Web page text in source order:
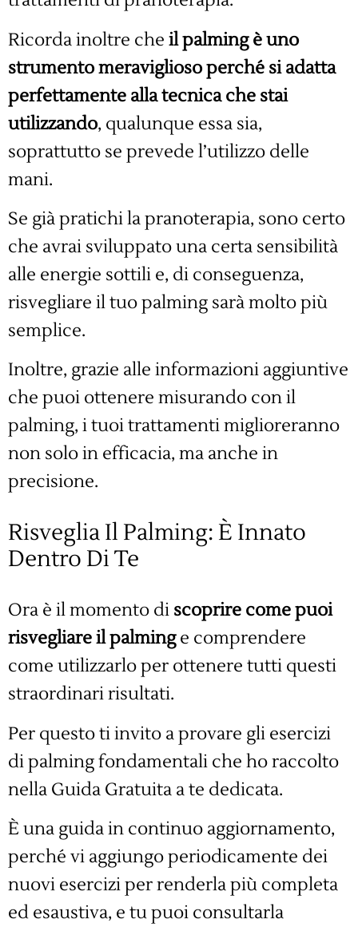
Ricorda inoltre che il palming è uno
strumento meraviglioso perché si adatta
perfettamente alla tecnica che stai
utilizzando, qualunque essa sia,
soprattutto se prevede l’utilizzo delle
mani.
Se già pratichi la pranoterapia, sono certo
che avrai sviluppato una certa sensibilità
alle energie sottili e, di conseguenza,
risvegliare il tuo palming sarà molto più
semplice.
Inoltre, grazie alle informazioni aggiuntive
che puoi ottenere misurando con il
palming, i tuoi trattamenti miglioreranno
non solo in efficacia, ma anche in
precisione.
Risveglia Il Palming: È Innato
Dentro Di Te
Ora è il momento di scoprire come puoi
risvegliare il palminge comprendere
come utilizzarlo per ottenere tutti questi
straordinari risultati.
Per questo ti invito a provare gli esercizi
di palming fondamentali che ho raccolto
nella Guida Gratuita a te dedicata.
È una guida in continuo aggiornamento,
perché vi aggiungo periodicamente dei
nuovi esercizi per renderla più completa
ed esaustiva, e tu puoi consultarla